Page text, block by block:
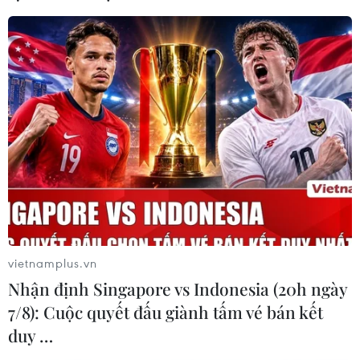
tuyển Việt Nam
05/08/2026 07:15
Nhận định Philippines vs
Thái Lan: Madam Pang treo thưởng
tiền tỷ, "Voi chiến" quyết thắng
04/08/2026 09:19
Đội tuyển Việt Nam nhận
thưởng 2 tỷ đồng sau thắng lợi trước
Indonesia
04/08/2026 04:16
Tuyển thủ Indonesia cúi đầu thành
khẩn xin lỗi người hâm mộ xứ vạn
vietnamplus.vn
Nhận định Singapore vs Indonesia (20h ngày
7/8): Cuộc quyết đấu giành tấm vé bán kết
duy …